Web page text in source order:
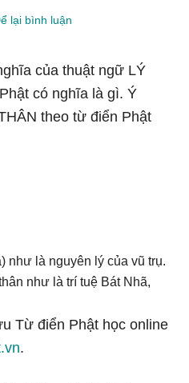
lại bình luận
của thuật ngữ LÝ
có nghĩa là gì. Ý
theo từ điển Phật
như là nguyên lý của vũ trụ.
như là trí tuệ Bát Nhã,
Từ điển Phật học online
.